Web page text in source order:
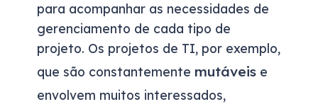
para acompanhar as necessidades de
gerenciamento de cada tipo de
projeto. Os projetos de TI, por exemplo,
que são constantemente mutáveis e
envolvem muitos interessados,